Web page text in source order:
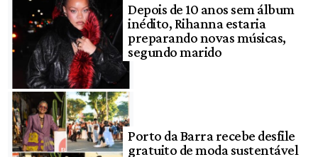
Depois de 10 anos sem álbum
inédito, Rihanna estaria
preparando novas músicas,
segundo marido
Porto da Barra recebe desfile
gratuito de moda sustentável